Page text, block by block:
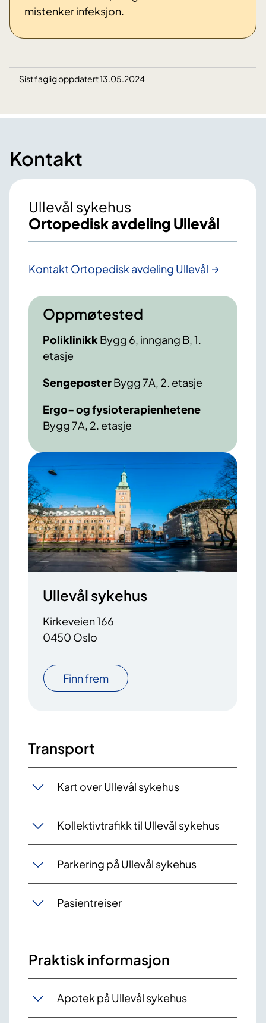
mistenker infeksjon.
Sist faglig oppdatert 13.05.2024
Kontakt
Ullevål sykehus
Ortopedisk avdeling Ullevål
Kontakt Ortopedisk avdeling Ullevål
Oppmøtested
Poliklinikk Bygg 6, inngang B, 1.
etasje
SengeposterBygg 7A, 2. etasje
Ergo- og fysioterapienhetene
Bygg 7A, 2. etasje
Ullevål sykehus
Kirkeveien 166
0450 Oslo
Finn frem
Transport
Kart over Ullevål sykehus
Kollektivtrafikk til Ullevål sykehus
Parkering på Ullevål sykehus
Pasientreiser
Praktisk informasjon
Apotek på Ullevål sykehus